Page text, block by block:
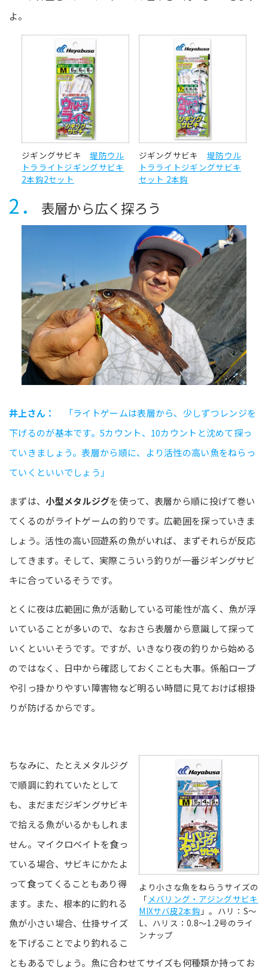
よ。
ジギングサビキ堤防ウル
トラライトジギングサビキ
2本鈎2セット
ジギングサビキ 堤防ウル
トラライトジギングサビキ
セット 2本鈎
2． 表層から広く探ろう
井上さん：
「ライトゲームは表層から、少しずつレンジを
下げるのが基本です。5カウント、10カウントと沈めて探っ
ていきましょう。表層から順に、より活性の高い魚をねらっ
ていくといいでしょう」
まずは、 小型メタルジグを使って、表層から順に投げて巻い
てくるのがライトゲームの釣りです。広範囲を探っていきま
しょう。活性の高い回遊系の魚がいれば、まずそれらが反応
してきます。そして、実際こういう釣りが一番ジギングサビ
キに合っているそうです。
とくに夜は広範囲に魚が活動している可能性が高く、魚が浮
いていることが多いので、なおさら表層から意識して探って
いくといいそうです。ですが、いきなり夜の釣りから始める
のではなく、日中から確認しておくことも大事。係船ロープ
や引っ掛かりやすい障害物など明るい時間に見ておけば根掛
りが防げるからです。
より小さな魚をねらうサイズの
「メバリング・アジングサビキ
MIXサバ皮2本鈎 」。ハリ：S～
L、ハリス：0.8～1.2号のライ
ンナップ
ちなみに、たとえメタルジグ
で順調に釣れていたとして
も、まだまだジギングサビキ
で拾える魚がいるかもしれま
せん。マイクロベイトを食っ
ている場合、サビキにかたよ
って食ってくることもあり得
ます。また、根本的に釣れる
魚が小さい場合、仕掛サイズ
を下げることでより釣れるこ
ともあるでしょう。魚に合わせてサイズも何種類か持ってお